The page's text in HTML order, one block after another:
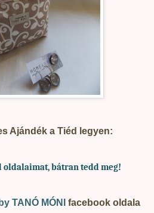
Ajándék a Tiéd legyen:
bátran tedd meg!
TANÓ MÓNI facebook oldala